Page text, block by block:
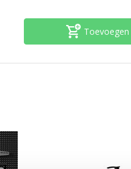
Toevoegen